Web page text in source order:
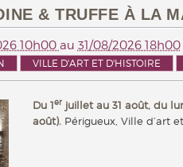
& TRUFFE À LA
10h00 au 31/08/2026 18h00
VILLE D'ART ET D'HISTOIRE
Du 1er juillet au 31 août, du
août). Périgueux, Ville d’art